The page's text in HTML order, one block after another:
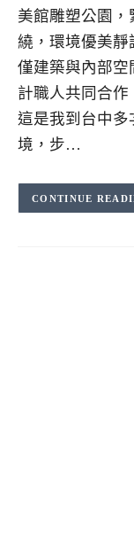
美館雕塑公園
繞，環境優美靜
僅建築與內部空
計職人共同合作
這是我到台中多
境，步…
CONTINUE